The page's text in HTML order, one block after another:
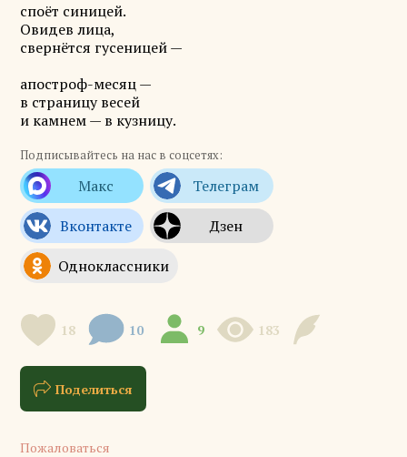
споёт синицей.
Овидев лица,
свернётся гусеницей —
апостроф-месяц —
в страницу весей
и камнем — в кузницу.
Подписывайтесь на нас в соцсетях:
18 10 9 183
Поделиться
Пожаловаться